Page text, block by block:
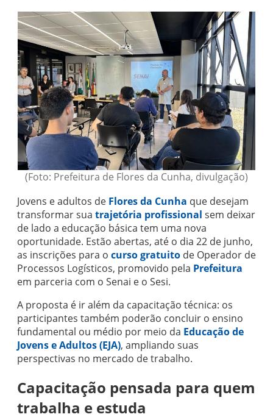
(Foto: Prefeitura de Flores da Cunha, divulgação)
Jovens e adultos de Flores da Cunha que desejam
transformar sua trajetória profissional sem deixar
de lado a educação básica tem uma nova
oportunidade. Estão abertas, até o dia 22 de junho,
as inscrições para o curso gratuito de Operador de
Processos Logísticos, promovido pela Prefeitura
em parceria com o Senai e o Sesi.
A proposta é ir além da capacitação técnica: os
participantes também poderão concluir o ensino
fundamental ou médio por meio da Educação de
Jovens e Adultos (EJA), ampliando suas
perspectivas no mercado de trabalho.
Capacitação pensada para quem
trabalha e estuda